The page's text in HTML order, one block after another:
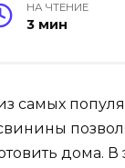
НА ЧТЕНИЕ
3 мин
самых
дома. В